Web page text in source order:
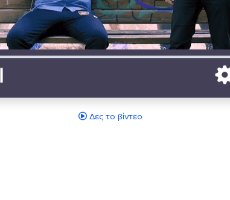
Δες το βίντεο